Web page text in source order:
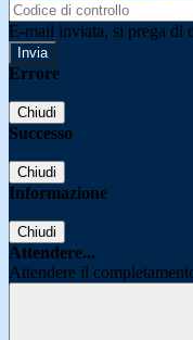
E-mail inviata, si prega di
Errore
Chiudi
Successo
Chiudi
Informazione
Chiudi
Attendere...
Attendere il